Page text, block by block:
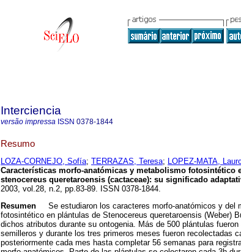
Interciencia
versão impressa ISSN 0378-1844
Resumo
LOZA-CORNEJO, Sofía; TERRAZAS, Teresa; LOPEZ-MATA,
Características morfo-anatómicas y metabolismo fotosintético
stenocereus queretaroensis (cactaceae): su significado
2003, vol.28, n.2, pp.83-89. ISSN 0378-1844.
Resumen
Se estudiaron los caracteres morfo-anatómicos y del
fotosintético en plántulas de Stenocereus queretaroensis (Weber)
dichos atributos durante su ontogenia. Más de 500 plántulas fueron
semilleros y durante los tres primeros meses fueron recolectadas
posteriormente cada mes hasta completar 56 semanas para